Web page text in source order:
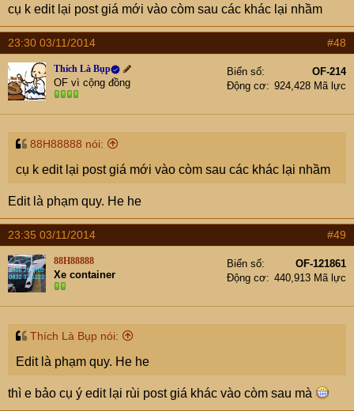
cụ k edit lại post giá mới vào còm sau các khác lại nhầm
23:30 03/11/2014 #48
Thích Là Bụp
OF vì cộng đồng
Biển số
OF-214
Động cơ
924,428 Mã lực
88H88888 nói:
cụ k edit lại post giá mới vào còm sau các khác lại nhầm
Edit là phạm quy. He he
23:35 03/11/2014 #49
88H88888
Xe container
Biển số
OF-121861
Động cơ
440,913 Mã lực
Thích Là Bụp nói:
Edit là phạm quy. He he
thì e bảo cụ ý edit lại rùi post giá khác vào còm sau mà